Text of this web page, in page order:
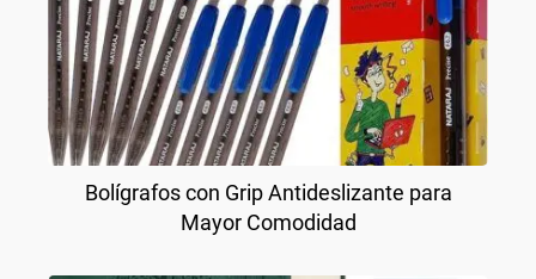
Bolígrafos con Grip Antideslizante para
Mayor Comodidad